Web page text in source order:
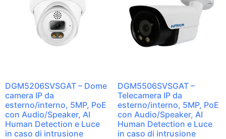
DGM5206SVSGAT – Dome
camera IP da
esterno/interno, 5MP, PoE
con Audio/Speaker, AI
Human Detection e Luce
in caso di intrusione
DGM5506SVSGAT –
Telecamera IP da
esterno/interno, 5MP, PoE
con Audio/Speaker, AI
Human Detection e Luce
in caso di intrusione